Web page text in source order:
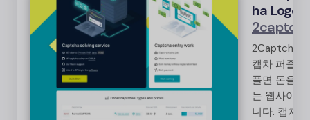
2Captcha는
캡차 퍼즐을
풀면 돈을 주
는 웹사이트
니다. 캡차는